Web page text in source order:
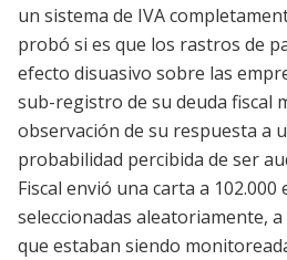
un sistema de IVA
probó si es que los rastros de
efecto disuasivo sobre las
sub-registro de su deuda fiscal
observación de su respuesta a
probabilidad percibida de ser
Fiscal envió una carta a 102.000
seleccionadas aleatoriamente,
que estaban siendo